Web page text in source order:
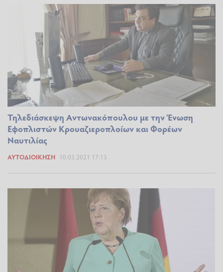
Τηλεδιάσκεψη Aντωνακόπουλου με την Ένωση
Εφοπλιστών Κρουαζιεροπλοίων και Φορέων
Ναυτιλίας
ΑΥΤΟΔΙΟΊΚΗΣΗ 10.03.2021 17:13